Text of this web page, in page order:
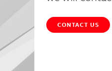
CONTACT US